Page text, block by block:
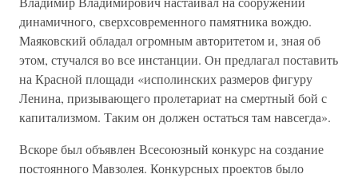
динамичного, сверхсовременного памятника вождю.
Маяковский обладал огромным авторитетом и, зная об
этом, стучался во все инстанции. Он предлагал поставить
на Красной площади «исполинских размеров фигуру
Ленина, призывающего пролетариат на смертный бой с
капитализмом. Таким он должен остаться там навсегда».
Вскоре был объявлен Всесоюзный конкурс на создание
постоянного Мавзолея. Конкурсных проектов было